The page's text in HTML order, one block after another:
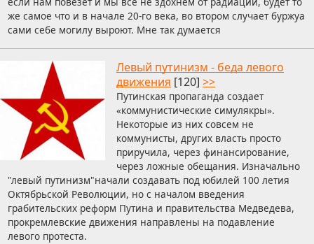
же самое что и в начале 20-го века, во втором случает буржуа
сами себе могилу выроют. Мне так думается
Левый путинизм - беда левого
движения [120] >>
Путинская пропаганда создает
«коммунистические симулякры».
Некоторые из них совсем не
коммунисты, других власть просто
приручила, через финансирование,
через ложные обещания. Изначально
"левый путинизм"начали создавать под юбилей 100 летия
Октябрьской Революции, но с началом введения
грабительских реформ Путина и правительства Медведева,
прокремлевские движения направлены на подавление
левого протеста.